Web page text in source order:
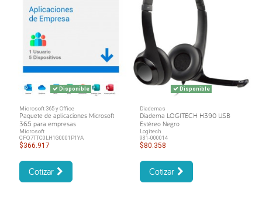
Disponible
Microsoft 365 y Office
Paquete de aplicaciones Microsoft
365 para empresas
Microsoft
CFQ7TTC0LH1G0001P1YA
$366.917
Cotizar
Disponible
Diademas
Diadema LOGITECH H390 USB
Estéreo Negro
Logitech
981-000014
$80.358
Cotizar